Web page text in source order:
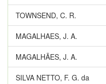
TOWNSEND, C. R.
MAGALHAES, J. A.
MAGALHÃES, J. A.
SILVA NETTO, F. G. da